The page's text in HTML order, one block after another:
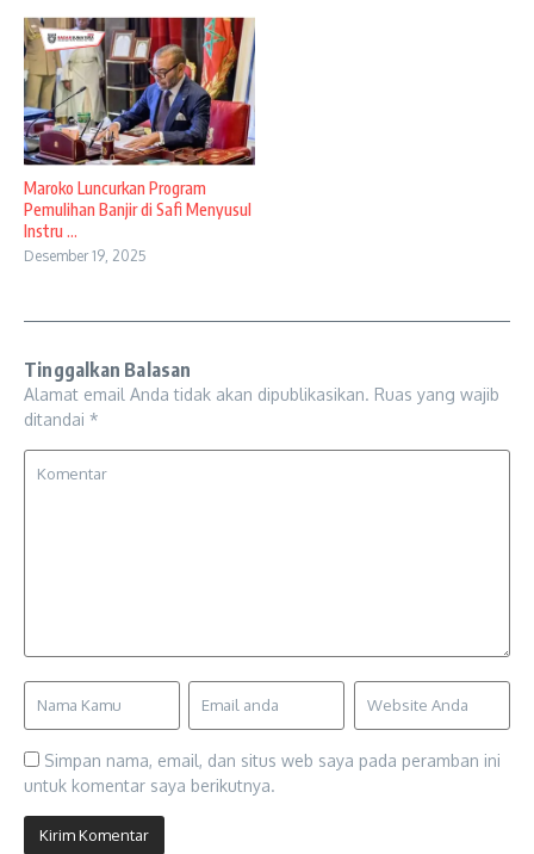
Maroko Luncurkan Program
Pemulihan Banjir di Safi Menyusul
Instru ...
Desember 19, 2025
Tinggalkan Balasan
Alamat email Anda tidak akan dipublikasikan. Ruas yang wajib
ditandai *
Simpan nama, email, dan situs web saya pada peramban ini
untuk komentar saya berikutnya.